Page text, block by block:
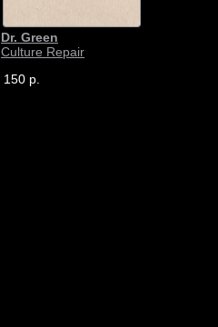
Dr. Green
Culture Repair
150 р.